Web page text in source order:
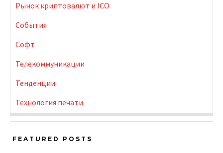
Рынок криптовалют и ICO
События
Софт
Телекоммуникации
Тенденции
Технология печати
FEATURED POSTS